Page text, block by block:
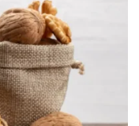
बाद
भी
क्यों
अटक
जाता
है
टैक्स